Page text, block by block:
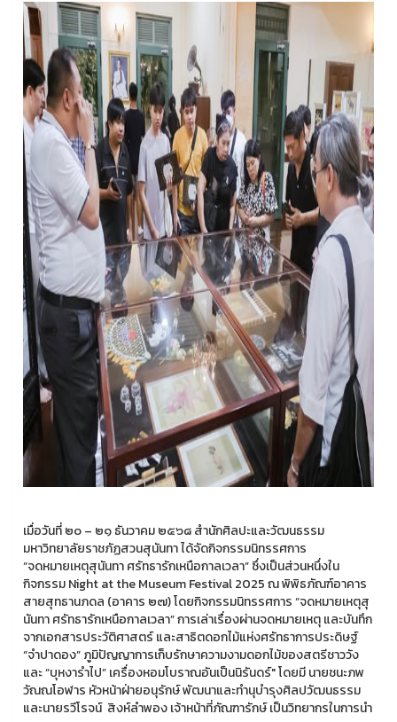
เมื่อวันที่ ๒๐ – ๒๑ ธันวาคม ๒๕๖๘ สำนักศิลปะและวัฒนธรรม
มหาวิทยาลัยราชภัฏสวนสุนันทา ได้จัดกิจกรรมนิทรรศการ
“จดหมายเหตุสุนันทา ศรัทธารักเหนือกาลเวลา” ซึ่งเป็นส่วนหนึ่งใน
กิจกรรม Night at the Museum Festival 2025 ณ พิพิธภัณฑ์อาคาร
สายสุทธานภดล (อาคาร ๒๗) โดยกิจกรรมนิทรรศการ “จดหมายเหตุสุ
นันทา ศรัทธารักเหนือกาลเวลา” การเล่าเรื่องผ่านจดหมายเหตุ และบันทึก
จากเอกสารประวัติศาสตร์ และสาธิตดอกไม้แห่งศรัทธาการประดิษฐ์
“จำปาดอง” ภูมิปัญญาการเก็บรักษาความงามดอกไม้ของสตรีชาววัง
และ “บุหงารำไป” เครื่องหอมโบราณอันเป็นนิรันดร์" โดยมี นายชนะภพ
วัณณโอฬาร หัวหน้าฝ่ายอนุรักษ์ พัฒนาและทำนุบำรุงศิลปวัฒนธรรม
และนายรวีโรจน์ สิงห์ลำพอง เจ้าหน้าที่ภัณฑารักษ์ เป็นวิทยากรในการนำ